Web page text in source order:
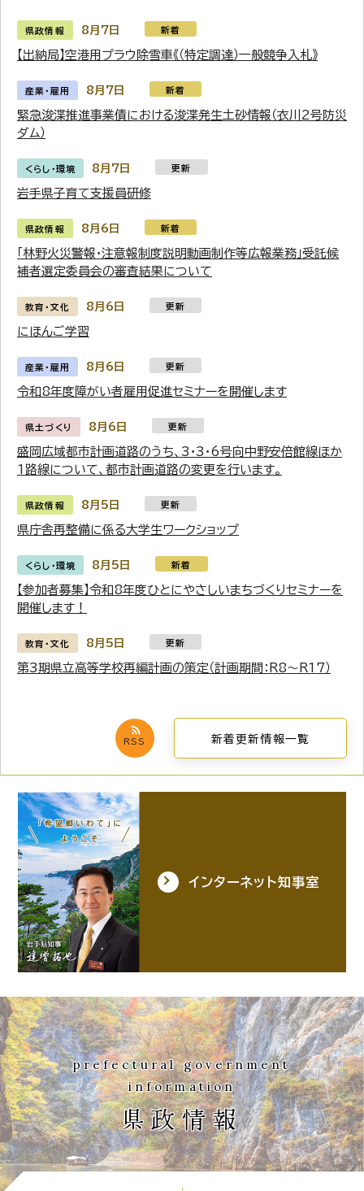
県政情報 8月7日 新着
【出納局】空港用プラウ除雪車《（特定調達）一般競争入札》
産業・雇用 8月7日 新着
緊急浚渫推進事業債における浚渫発生土砂情報（衣川2号防災
ダム）
くらし・環境 8月7日 更新
岩手県子育て支援員研修
県政情報 8月6日 新着
「林野火災警報・注意報制度説明動画制作等広報業務」受託候
補者選定委員会の審査結果について
教育・文化 8月6日 更新
にほんご学習
産業・雇用 8月6日 更新
令和8年度障がい者雇用促進セミナーを開催します
県土づくり 8月6日 更新
盛岡広域都市計画道路のうち、3・3・6号向中野安倍館線ほか
1路線について、都市計画道路の変更を行います。
県政情報 8月5日 更新
県庁舎再整備に係る大学生ワークショップ
くらし・環境 8月5日 新着
【参加者募集】令和8年度ひとにやさしいまちづくりセミナーを
開催します！
教育・文化 8月5日 更新
第3期県立高等学校再編計画の策定（計画期間：R8～R17）
RSS 新着更新情報一覧
インターネット知事室
prefectural government
information
県政情報